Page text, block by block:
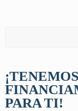
PARA TI!